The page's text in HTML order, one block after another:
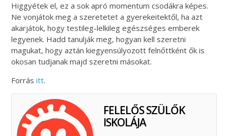
Higgyétek el, ez a sok apró momentum csodákra képes.
Ne vonjátok meg a szeretetet a gyerekeitektől, ha azt
akarjátok, hogy testileg-lelkileg egészséges emberek
legyenek. Hadd tanulják meg, hogyan kell szeretni
magukat, hogy aztán kiegyensúlyozott felnőttként ők is
okosan tudjanak majd szeretni másokat.
Forrásitt.
FELELŐS SZÜLŐK
ISKOLÁJA